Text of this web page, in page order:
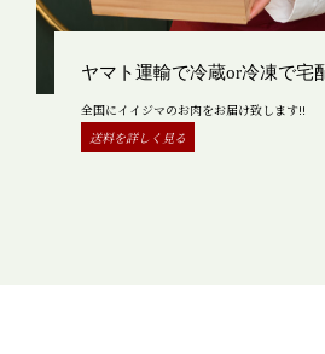
ヤマト運輸で冷蔵or冷凍で宅
全国にイイジマのお肉をお届け致します!!
送料を詳しく見る